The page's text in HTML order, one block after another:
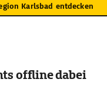
Karlsbad entdecken
offline dabei